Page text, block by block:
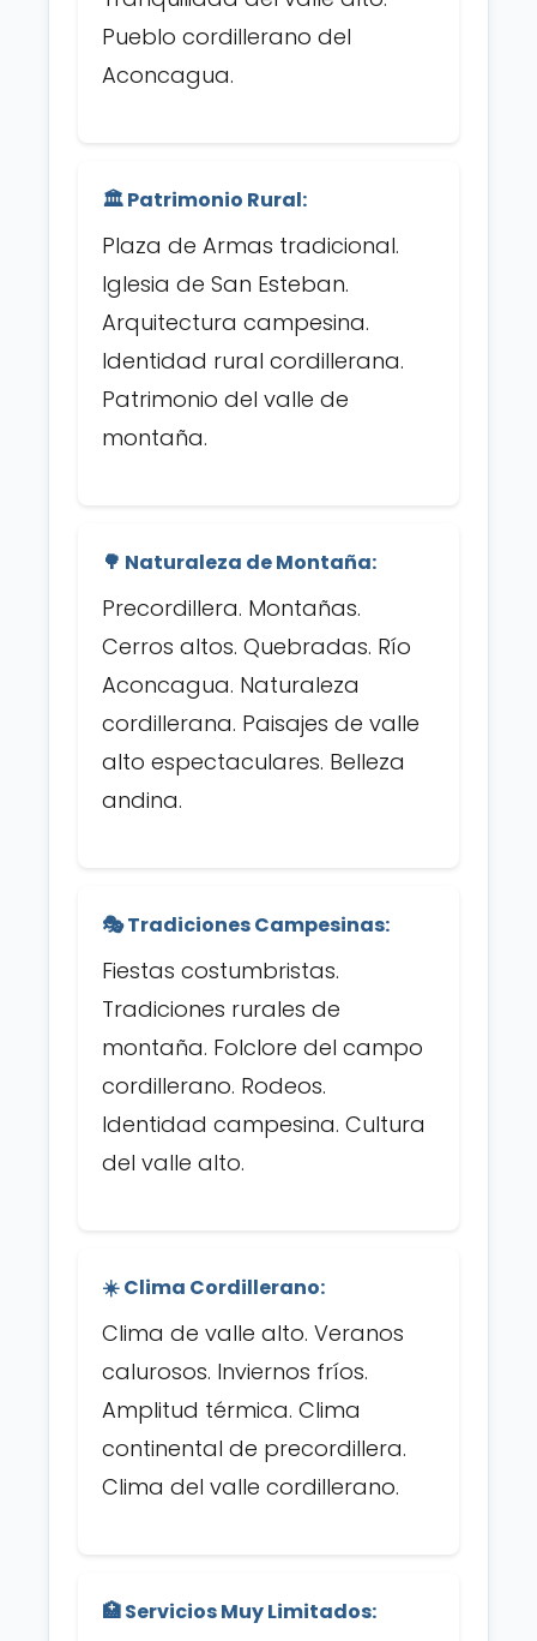
Pueblo cordillerano del
Aconcagua.
🏛️ Patrimonio Rural:
Plaza de Armas tradicional.
Iglesia de San Esteban.
Arquitectura campesina.
Identidad rural cordillerana.
Patrimonio del valle de
montaña.
🌳 Naturaleza de Montaña:
Precordillera. Montañas.
Cerros altos. Quebradas. Río
Aconcagua. Naturaleza
cordillerana. Paisajes de valle
alto espectaculares. Belleza
andina.
🎭 Tradiciones Campesinas:
Fiestas costumbristas.
Tradiciones rurales de
montaña. Folclore del campo
cordillerano. Rodeos.
Identidad campesina. Cultura
del valle alto.
☀️ Clima Cordillerano:
Clima de valle alto. Veranos
calurosos. Inviernos fríos.
Amplitud térmica. Clima
continental de precordillera.
Clima del valle cordillerano.
🏥 Servicios Muy Limitados: